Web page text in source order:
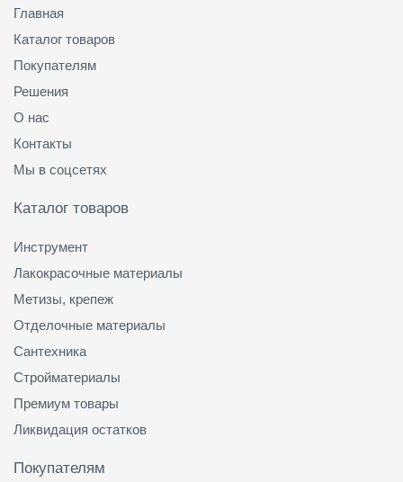
Главная
Каталог товаров
Покупателям
Решения
О нас
Контакты
Мы в соцсетях
Каталог товаров
Инструмент
Лакокрасочные материалы
Метизы, крепеж
Отделочные материалы
Сантехника
Стройматериалы
Премиум товары
Ликвидация остатков
Покупателям